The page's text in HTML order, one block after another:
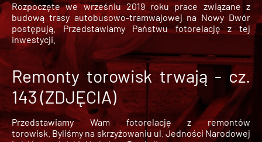
Rozpoczęte we wrześniu 2019 roku prace związane z
budową trasy autobusowo-tramwajowej na Nowy Dwór
postępują. Przedstawiamy Państwu fotorelację z tej
inwestycji.
Remonty torowisk trwają - cz.
143 (ZDJĘCIA)
Przedstawiamy Wam fotorelację z remontów
torowisk. Byliśmy na skrzyżowaniu ul. Jedności Narodowej